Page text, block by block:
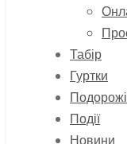
Табір
Гуртки
Подорожі
Події